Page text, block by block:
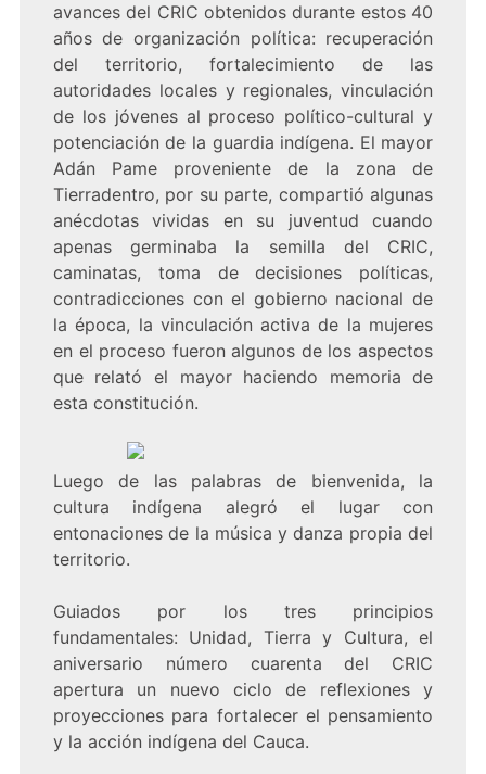
avances del CRIC obtenidos durante estos 40
años de organización política: recuperación
del territorio, fortalecimiento de las
autoridades locales y regionales, vinculación
de los jóvenes al proceso político-cultural y
potenciación de la guardia indígena. El mayor
Adán Pame proveniente de la zona de
Tierradentro, por su parte, compartió algunas
anécdotas vividas en su juventud cuando
apenas germinaba la semilla del CRIC,
caminatas, toma de decisiones políticas,
contradicciones con el gobierno nacional de
la época, la vinculación activa de la mujeres
en el proceso fueron algunos de los aspectos
que relató el mayor haciendo memoria de
esta constitución.
Luego de las palabras de bienvenida, la
cultura indígena alegró el lugar con
entonaciones de la música y danza propia del
territorio.
Guiados por los tres principios
fundamentales: Unidad, Tierra y Cultura, el
aniversario número cuarenta del CRIC
apertura un nuevo ciclo de reflexiones y
proyecciones para fortalecer el pensamiento
y la acción indígena del Cauca.